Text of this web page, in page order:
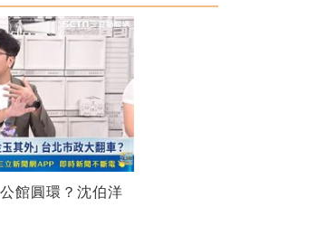
館圓環？沈伯洋